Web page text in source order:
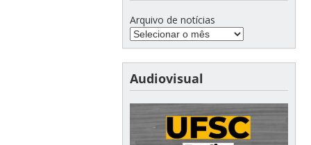
Arquivo de notícias
Audiovisual